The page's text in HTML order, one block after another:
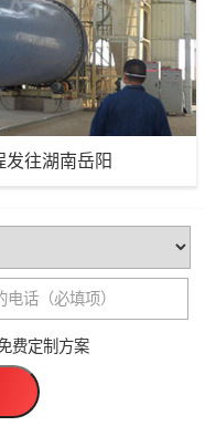
发往湖南岳阳
发往湖南岳阳
费定制方案